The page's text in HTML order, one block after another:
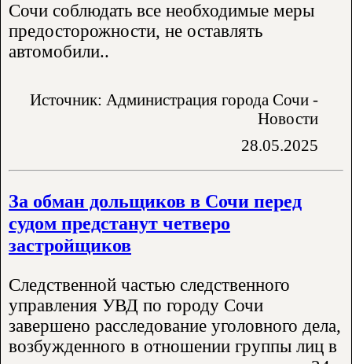
Сочи соблюдать все необходимые меры
предосторожности, не оставлять
автомобили..
Источник: Администрация города Сочи -
Новости
28.05.2025
За обман дольщиков в Сочи перед
судом предстанут четверо
застройщиков
Следственной частью следственного
управления УВД по городу Сочи
завершено расследование уголовного дела,
возбужденного в отношении группы лиц в